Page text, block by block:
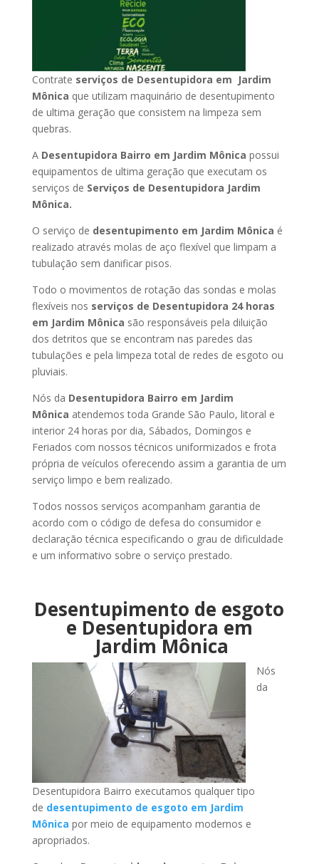
Contrate serviços de Desentupidora em Jardim
Mônica que utilizam maquinário de desentupimento
de ultima geração que consistem na limpeza sem
quebras.
A Desentupidora Bairro em Jardim Mônica possui
equipamentos de ultima geração que executam os
serviços de Serviços de Desentupidora Jardim
Mônica.
O serviço de desentupimento em Jardim Mônica é
realizado através molas de aço flexível que limpam a
tubulação sem danificar pisos.
Todo o movimentos de rotação das sondas e molas
flexíveis nos serviços de Desentupidora 24 horas
em Jardim Mônica são responsáveis pela diluição
dos detritos que se encontram nas paredes das
tubulações e pela limpeza total de redes de esgoto ou
pluviais.
Nós da Desentupidora Bairro em Jardim
Mônica atendemos toda Grande São Paulo, litoral e
interior 24 horas por dia, Sábados, Domingos e
Feriados com nossos técnicos uniformizados e frota
própria de veículos oferecendo assim a garantia de um
serviço limpo e bem realizado.
Todos nossos serviços acompanham garantia de
acordo com o código de defesa do consumidor e
declaração técnica especificando o grau de dificuldade
e um informativo sobre o serviço prestado.
Desentupimento de esgoto
e Desentupidora em
Jardim Mônica
Nós
da
Desentupidora Bairro executamos qualquer tipo
de desentupimento de esgoto em Jardim
Mônica por meio de equipamento modernos e
apropriados.